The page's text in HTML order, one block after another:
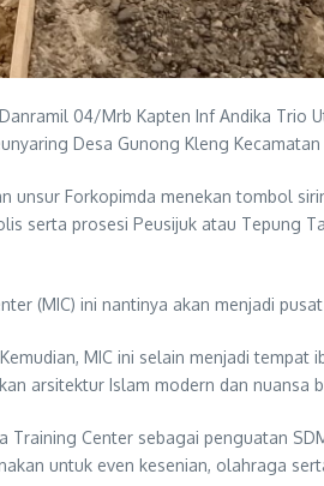
04/Mrb Kapten Inf Andika Trio
Desa Gunong Kleng
Forkopimda menekan tombol
serta prosesi Peusijuk atau Tepung
(MIC) ini nantinya akan menjadi
MIC ini selain menjadi
arsitektur Islam modern dan
Center sebagai penguatan
untuk even kesenian, olahraga